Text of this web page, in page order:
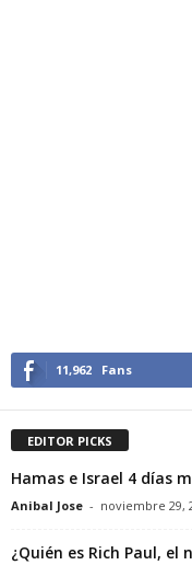
11,962 Fans
EDITOR PICKS
Hamas e Israel 4 días
Anibal Jose - noviembre 29,
¿Quién es Rich Paul, el